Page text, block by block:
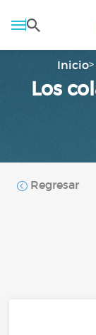
Inicio
Los
Regresar